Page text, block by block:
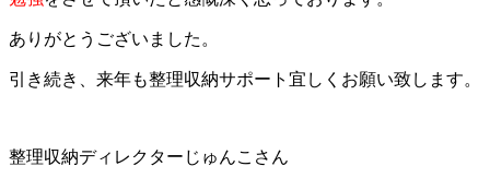
ありがとうございました。
引き続き、来年も整理収納サポート宜しくお願い致します。
整理収納ディレクターじゅんこさん